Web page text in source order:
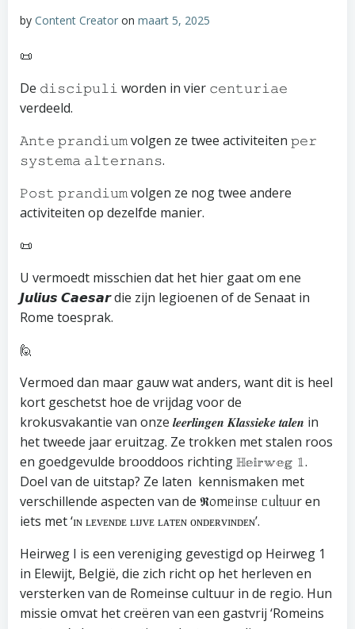
by Content Creator on maart 5, 2025
📜
De 𝚍𝚒𝚜𝚌𝚒𝚙𝚞𝚕𝚒 worden in vier 𝚌𝚎𝚗𝚝𝚞𝚛𝚒𝚊𝚎
verdeeld.
𝙰𝚗𝚝𝚎 𝚙𝚛𝚊𝚗𝚍𝚒𝚞𝚖 volgen ze twee activiteiten 𝚙𝚎𝚛
𝚜𝚢𝚜𝚝𝚎𝚖𝚊 𝚊𝚕𝚝𝚎𝚛𝚗𝚊𝚗𝚜.
𝙿𝚘𝚜𝚝 𝚙𝚛𝚊𝚗𝚍𝚒𝚞𝚖 volgen ze nog twee andere
activiteiten op dezelfde manier.
📜
U vermoedt misschien dat het hier gaat om ene
𝙅𝙪𝙡𝙞𝙪𝙨 𝘾𝙖𝙚𝙨𝙖𝙧 die zijn legioenen of de Senaat in
Rome toesprak.
🙋
Vermoed dan maar gauw wat anders, want dit is heel
kort geschetst hoe de vrijdag voor de
krokusvakantie van onze 𝒍𝒆𝒆𝒓𝒍𝒊𝒏𝒈𝒆𝒏 𝑲𝒍𝒂𝒔𝒔𝒊𝒆𝒌𝒆 𝒕𝒂𝒍𝒆𝒏 in
het tweede jaar eruitzag. Ze trokken met stalen roos
en goedgevulde brooddoos richting ℍ𝕖𝕚𝕣𝕨𝕖𝕘 𝟙.
Doel van de uitstap? Ze laten kennismaken met
verschillende aspecten van de 𝕽᥆mᥱіᥒsᥱ ᥴᥙᥣ𝗍ᥙᥙr en
iets met ‘ɪɴ ʟᴇᴠᴇɴᴅᴇ ʟɪᴊᴠᴇ ʟᴀᴛᴇɴ ᴏɴᴅᴇʀᴠɪɴᴅᴇɴ’.
Heirweg I is een vereniging gevestigd op Heirweg 1
in Elewijt, België, die zich richt op het herleven en
versterken van de Romeinse cultuur in de regio. Hun
missie omvat het creëren van een gastvrij ‘Romeins